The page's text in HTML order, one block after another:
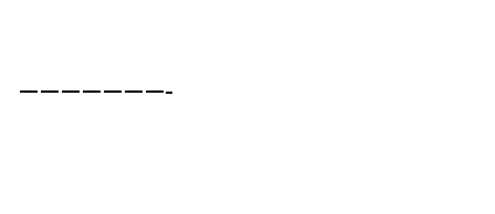
———————-